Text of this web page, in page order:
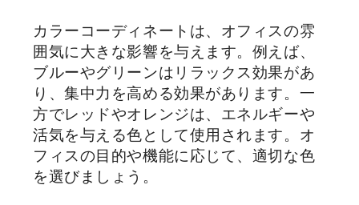
カラーコーディネートは、オフィスの雰
囲気に大きな影響を与えます。例えば、
ブルーやグリーンはリラックス効果があ
り、集中力を高める効果があります。一
方でレッドやオレンジは、エネルギーや
活気を与える色として使用されます。オ
フィスの目的や機能に応じて、適切な色
を選びましょう。